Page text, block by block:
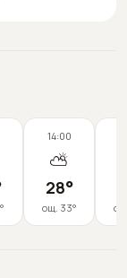
°
14:00
⛅
28°
ощ. 33°